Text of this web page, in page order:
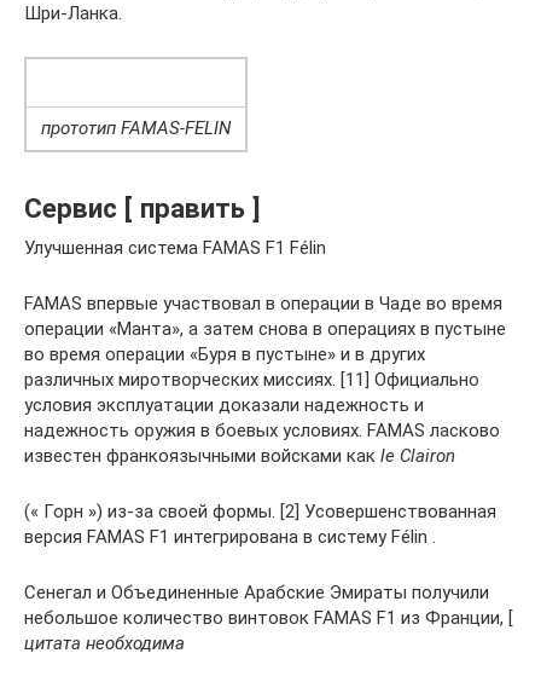
Шри-Ланка.
прототип FAMAS-FELIN
Сервис [ править ]
Улучшенная система FAMAS F1 Félin
FAMAS впервые участвовал в операции в Чаде во время
операции «Манта», а затем снова в операциях в пустыне
во время операции «Буря в пустыне» и в других
различных миротворческих миссиях. [11] Официально
условия эксплуатации доказали надежность и
надежность оружия в боевых условиях. FAMAS ласково
известен франкоязычными войсками как le Clairon
(« Горн ») из-за своей формы. [2] Усовершенствованная
версия FAMAS F1 интегрирована в систему Félin .
Сенегал и Объединенные Арабские Эмираты получили
небольшое количество винтовок FAMAS F1 из Франции, [
цитата необходима